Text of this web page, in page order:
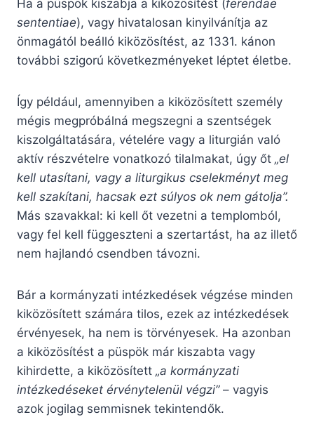
Ha a püspök kiszabja a kiközösítést (ferendae
sententiae), vagy hivatalosan kinyilvánítja az
önmagától beálló kiközösítést, az 1331. kánon
további szigorú következményeket léptet életbe.
Így például, amennyiben a kiközösített személy
mégis megpróbálná megszegni a szentségek
kiszolgáltatására, vételére vagy a liturgián való
aktív részvételre vonatkozó tilalmakat, úgy őt „el
kell utasítani, vagy a liturgikus cselekményt meg
kell szakítani, hacsak ezt súlyos ok nem gátolja”.
Más szavakkal: ki kell őt vezetni a templomból,
vagy fel kell függeszteni a szertartást, ha az illető
nem hajlandó csendben távozni.
Bár a kormányzati intézkedések végzése minden
kiközösített számára tilos, ezek az intézkedések
érvényesek, ha nem is törvényesek. Ha azonban
a kiközösítést a püspök már kiszabta vagy
kihirdette, a kiközösített „a kormányzati
intézkedéseket érvénytelenül végzi”– vagyis
azok jogilag semmisnek tekintendők.